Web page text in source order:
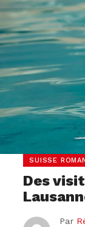
SUISSE
Des
Par